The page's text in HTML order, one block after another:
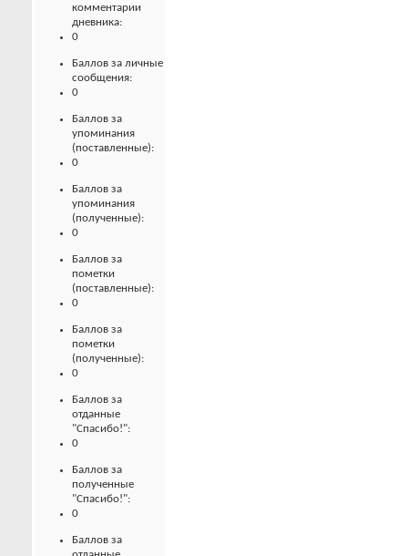
комментарии
дневника:
0
Баллов за личные
сообщения:
0
Баллов за
упоминания
(поставленные):
0
Баллов за
упоминания
(полученные):
0
Баллов за
пометки
(поставленные):
0
Баллов за
пометки
(полученные):
0
Баллов за
отданные
"Спасибо!":
0
Баллов за
полученные
"Спасибо!":
0
Баллов за